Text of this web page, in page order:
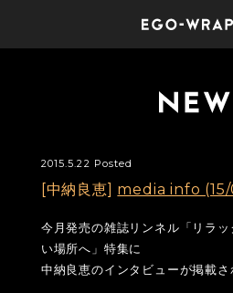
2015.5.22 Posted
[中納良恵] media info
今月発売の雑誌リンネル「リラ
い場所へ」特集に
中納良恵のインタビューが掲載さ